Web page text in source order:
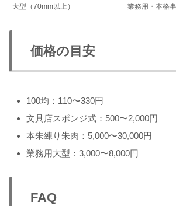
大型（70mm以上）
業務用・本格
価格の目安
100均：110〜330円
文具店スポンジ式：500〜2,000円
本朱練り朱肉：5,000〜30,000円
業務用大型：3,000〜8,000円
FAQ